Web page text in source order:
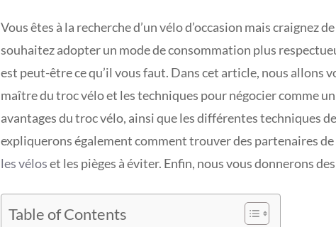
Vous êtes à la recherche d’un vélo d’occasion mais craignez
souhaitez adopter un mode de consommation plus
est peut-être ce qu’il vous faut. Dans cet article, nous allons
maître du troc vélo et les techniques pour négocier comme
avantages du troc vélo, ainsi que les différentes techniques
expliquerons également comment trouver des partenaires
les véloset les pièges à éviter. Enfin, nous vous donnerons
Table of Contents